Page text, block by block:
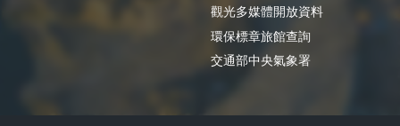
觀光多媒體開放資料
環保標章旅館查詢
交通部中央氣象署